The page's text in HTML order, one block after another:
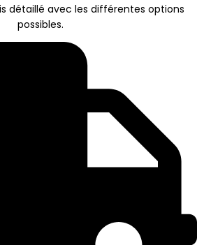
détaillé avec les différentes options
possibles.